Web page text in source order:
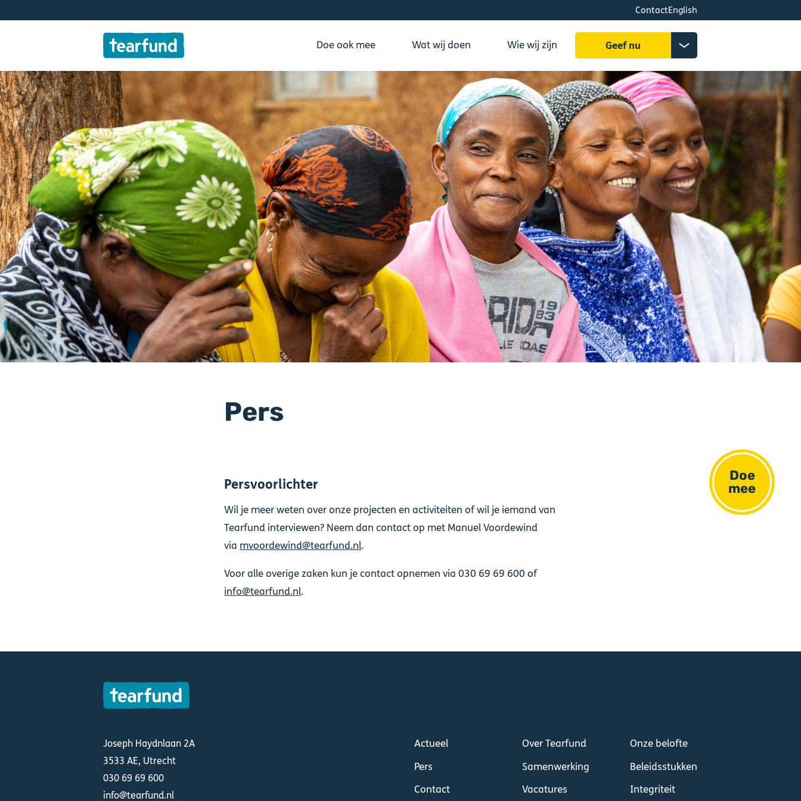
ContactEnglish
Doe ook mee Wat wij doen Wie wij zijn Geef nu
Donatiemenu
uitklappen
Doe
mee
Pers
Persvoorlichter
Wil je meer weten over onze projecten en activiteiten of wil je iemand van
Tearfund interviewen? Neem dan contact op met Manuel Voordewind
via mvoordewind@tearfund.nl.
Voor alle overige zaken kun je contact opnemen via 030 69 69 600 of
info@tearfund.nl.
Joseph Haydnlaan 2A
3533 AE, Utrecht
030 69 69 600
info@tearfund.nl
Actueel
Pers
Contact
Over Tearfund
Samenwerking
Vacatures
Onze belofte
Beleidsstukken
Integriteit